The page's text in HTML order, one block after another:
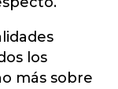
los
más sobre